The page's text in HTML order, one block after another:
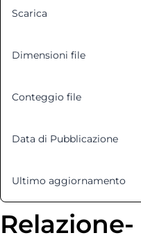
Scarica
Dimensioni file
Conteggio file
Data di Pubblicazione
Ultimo aggiornamento
Relazione-